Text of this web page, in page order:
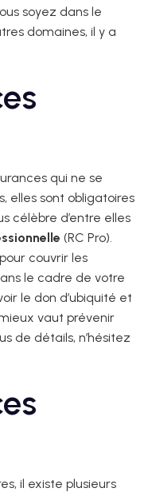
soyez dans le
domaines, il y a
qui ne se
elles sont obligatoires
célèbre d’entre elles
(RC Pro).
couvrir les
le cadre de votre
le don d’ubiquité et
vaut prévenir
de détails, n’hésitez
il existe plusieurs